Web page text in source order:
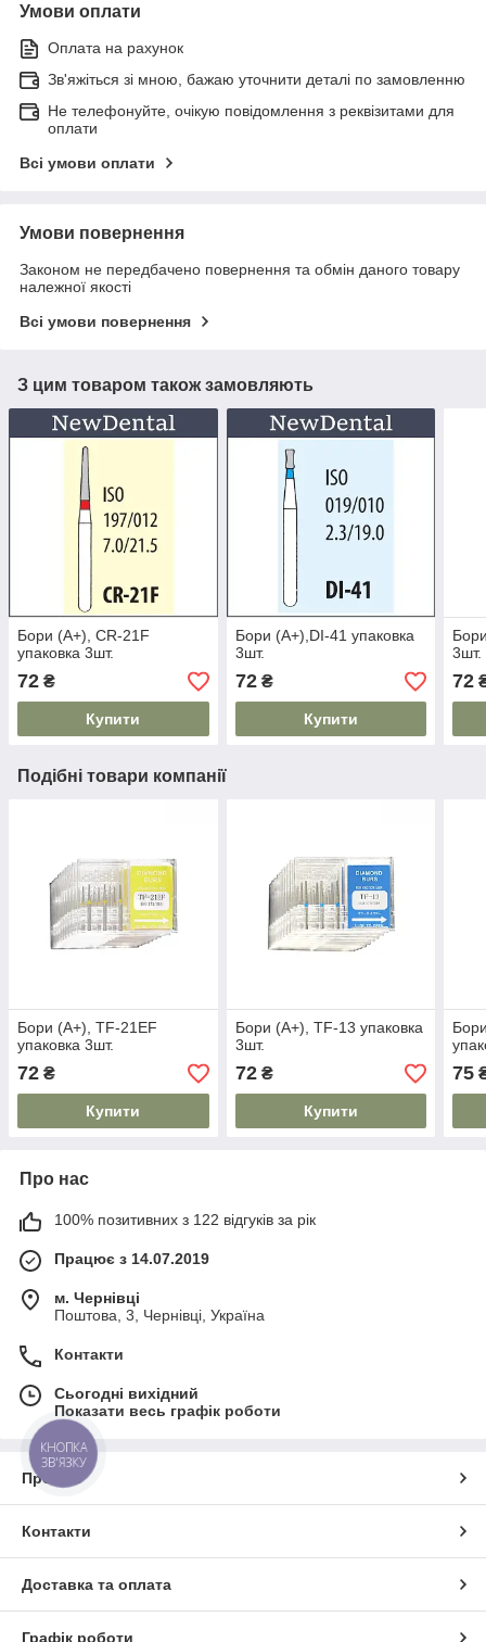
Умови оплати
Оплата на рахунок
Зв'яжіться зі мною, бажаю уточнити деталі по замовленню
Не телефонуйте, очікую повідомлення з реквізитами для
оплати
Всі умови оплати
Умови повернення
Законом не передбачено повернення та обмін даного товару
належної якості
Всі умови повернення
З цим товаром також замовляють
Бори (A+), CR-21F
упаковка 3шт.
72 ₴
Купити
Бори (A+),DI-41 упаковка
3шт.
72₴
Купити
3шт.
72
Подібні товари компанії
Бори (A+), TF-21EF
упаковка 3шт.
72 ₴
Купити
Бори (A+), TF-13 упаковка
3шт.
72₴
Купити
75
Про нас
100% позитивних з 122 відгуків за рік
Працює з 14.07.2019
м. Чернівці
Поштова, 3, Чернівці, Україна
Контакти
Сьогодні вихідний
Показати весь графік роботи
Про нас
Контакти
Доставка та оплата
Графік роботи
КНОПКА
ЗВ'ЯЗКУ